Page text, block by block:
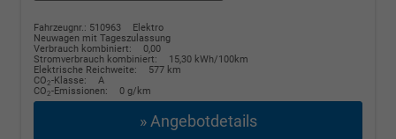
Fahrzeugnr.: 510963
Elektro
Neuwagen mit Tageszulassung
Verbrauch kombiniert:
0,00
Stromverbrauch kombiniert:
15,30 kWh/100km
Elektrische Reichweite:
577 km
CO2-Klasse:
A
CO2-Emissionen: 0 g/km
» Angebotdetails